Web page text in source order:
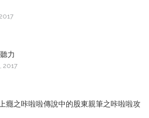
力
2017
癮之咔啦啦傳說中的股東親筆之咔啦啦攻